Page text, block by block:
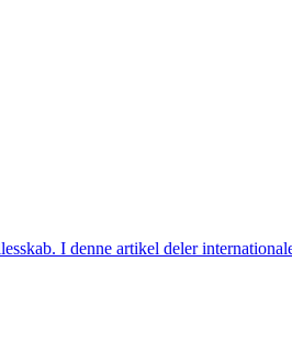
I denne artikel deler